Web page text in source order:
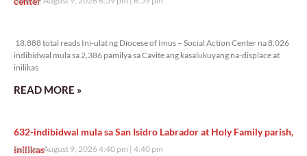
18,888 total reads Ini-ulat ng Diocese of Imus – Social Action Center na 8,026
indibidwal mula sa 2,386 pamilya sa Cavite ang kasalukuyang na-displace at
inilikas
READ MORE »
632-indibidwal mula sa San Isidro Labrador at Holy Family parish,
inilikas
Sunday, August 9, 2026 4:40 pm 4:40 pm